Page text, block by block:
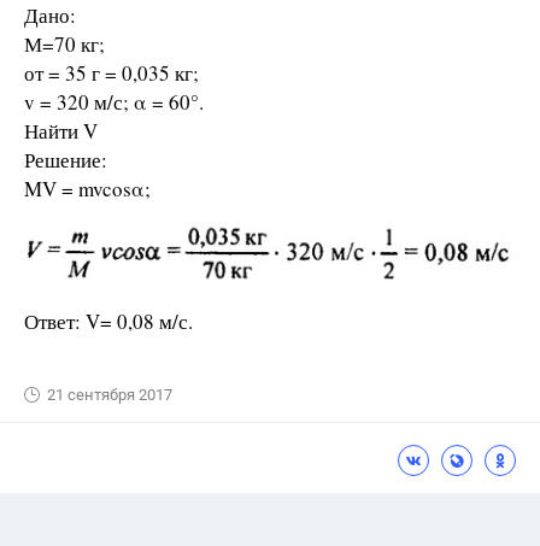
Дано:
М=70 кг;
от = 35 г = 0,035 кг;
v = 320 м/с; α = 60°.
Найти V
Решение:
MV = mvcosα;
Ответ: V= 0,08 м/с.
21 сентября 2017